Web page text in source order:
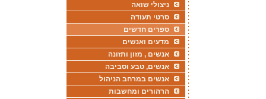
ניצולי שואה
סרטי תעודה
ספרים חדשים
מדעים ואנשים
אנשים , מזון ותזונה
אנשים, טבע וסביבה
אנשים במרחב הניהול
הרהורים ומחשבות